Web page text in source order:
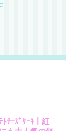
ﾄﾁｰｽﾞｹｰｷ｜紅